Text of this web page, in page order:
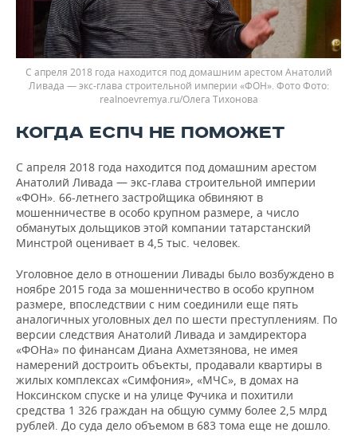
С апреля 2018 года находится под домашним арестом Анатолий
Ливада — экс-глава строительной империи «ФОН». Фото
realnoevremya.ru/Олега Тихонова
КОГДА ЕСПЧ НЕ ПОМОЖЕТ
С апреля 2018 года находится под домашним арестом
Анатолий Ливада — экс-глава строительной империи
«ФОН». 66-летнего застройщика обвиняют в
мошенничестве в особо крупном размере, а число
обманутых дольщиков этой компании татарстанский
Минстрой оценивает в 4,5 тыс. человек.
Уголовное дело в отношении Ливады было возбуждено в
ноябре 2015 года за мошенничество в особо крупном
размере, впоследствии с ним соединили еще пять
аналогичных уголовных дел по шести преступлениям. По
версии следствия Анатолий Ливада и замдиректора
«ФОНа» по финансам Диана Ахметзянова, не имея
намерений достроить объекты, продавали квартиры в
жилых комплексах «Симфония», «МЧС», в домах на
Ноксинском спуске и на улице Фучика и похитили
средства 1 326 граждан на общую сумму более 2,5 млрд
рублей. До суда дело объемом в 683 тома еще не дошло.